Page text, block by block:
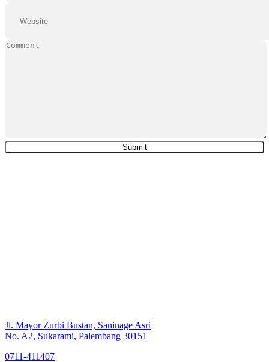
Jl. Mayor Zurbi Bustan, Saninage Asri
No. A2, Sukarami, Palembang 30151
0711-411407